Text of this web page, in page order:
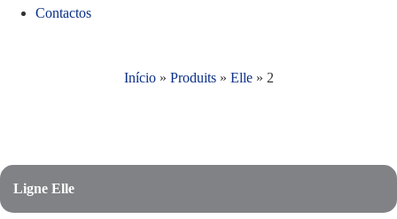
Contactos
Início» Produits» Elle» 2
Ligne Elle